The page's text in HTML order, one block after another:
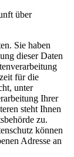
über
Sie haben
dieser Daten
für die
unter
Ihrer
steht Ihnen
zu.
können
Adresse an